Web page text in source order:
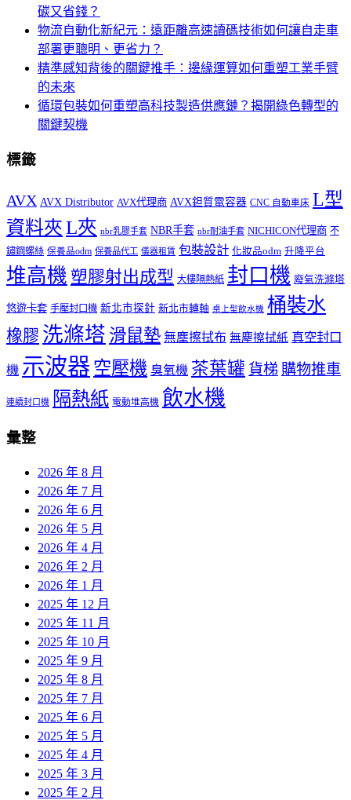
碳又省錢？
物流自動化新紀元：遠距離高速讀碼技術如何讓自走車
部署更聰明、更省力？
精準感知背後的關鍵推手：邊緣運算如何重塑工業手臂
的未來
循環包裝如何重塑高科技製造供應鏈？揭開綠色轉型的
關鍵契機
標籤
AVX AVX Distributor AVX代理商 AVX鉭質電容器 CNC 自動車床 L型
資料夾L夾 nbr乳膠手套 NBR手套 nbr耐油手套 NICHICON代理商 不
鏽鋼螺絲 保養品odm 保養品代工 儀器租賃 包裝設計 化妝品odm 升降平台
堆高機 塑膠射出成型 大樓隔熱紙 封口機 廢氣洗滌塔
悠遊卡套 手壓封口機 新北市探針 新北市轉軸 桌上型飲水機 桶裝水
橡膠 洗滌塔 滑鼠墊 無塵擦拭布 無塵擦拭紙 真空封口
機 示波器 空壓機 臭氧機 茶葉罐 貨梯 購物推車
連續封口機 隔熱紙 電動堆高機 飲水機
彙整
2026 年 8 月
2026 年 7 月
2026 年 6 月
2026 年 5 月
2026 年 4 月
2026 年 2 月
2026 年 1 月
2025 年 12 月
2025 年 11 月
2025 年 10 月
2025 年 9 月
2025 年 8 月
2025 年 7 月
2025 年 6 月
2025 年 5 月
2025 年 4 月
2025 年 3 月
2025 年 2 月